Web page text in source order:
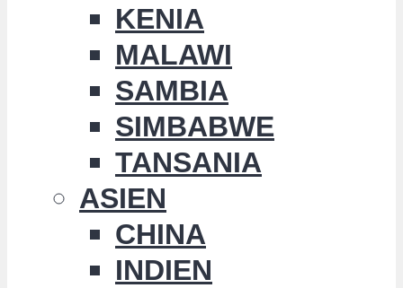
KENIA
MALAWI
SAMBIA
SIMBABWE
TANSANIA
ASIEN
CHINA
INDIEN